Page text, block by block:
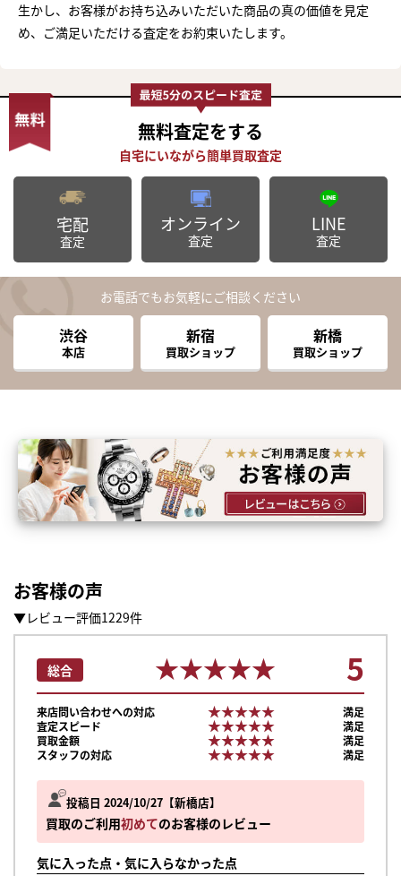
生かし、お客様がお持ち込みいただいた商品の真の価値を見定
め、ご満足いただける査定をお約束いたします。
無料査定をする
宅配
査定
オンライン
査定
LINE
査定
お電話でもお気軽にご相談ください
渋谷
本店
新宿
買取ショップ
新橋
買取ショップ
お客様の声
▼レビュー評価1229件
投稿日 2024/10/27 新橋店
買取のご利用初めてのお客様のレビュー
気に入った点・気に入らなかった点
総合 ★★★★★
★★★★★ 5
来店問い合わせへの対応 ★★★★★
★★★★★
満足
査定スピード
★★★★★
★★★★★
満足
買取金額
★★★★★
★★★★★
満足
スタッフの対応
★★★★★
★★★★★ 満足